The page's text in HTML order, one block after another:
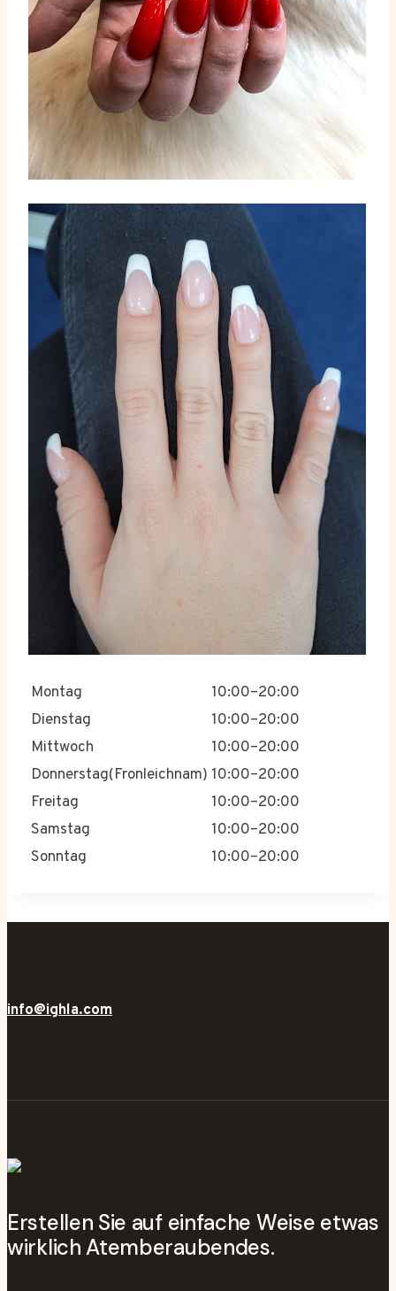
Montag
10:00–20:00
Dienstag
10:00–20:00
Mittwoch
10:00–20:00
Donnerstag(Fronleichnam) 10:00–20:00
Freitag
10:00–20:00
Samstag
10:00–20:00
Sonntag
10:00–20:00
info@ighla.com
Erstellen Sie auf einfache Weise etwas
wirklich Atemberaubendes.